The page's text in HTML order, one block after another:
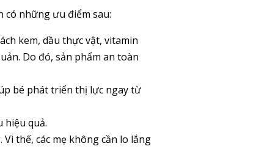
có những ưu điểm sau:
kem, dầu thực vật, vitamin
Do đó, sản phẩm an toàn
bé phát triển thị lực ngay từ
hiệu quả.
thế, các mẹ không cần lo lắng